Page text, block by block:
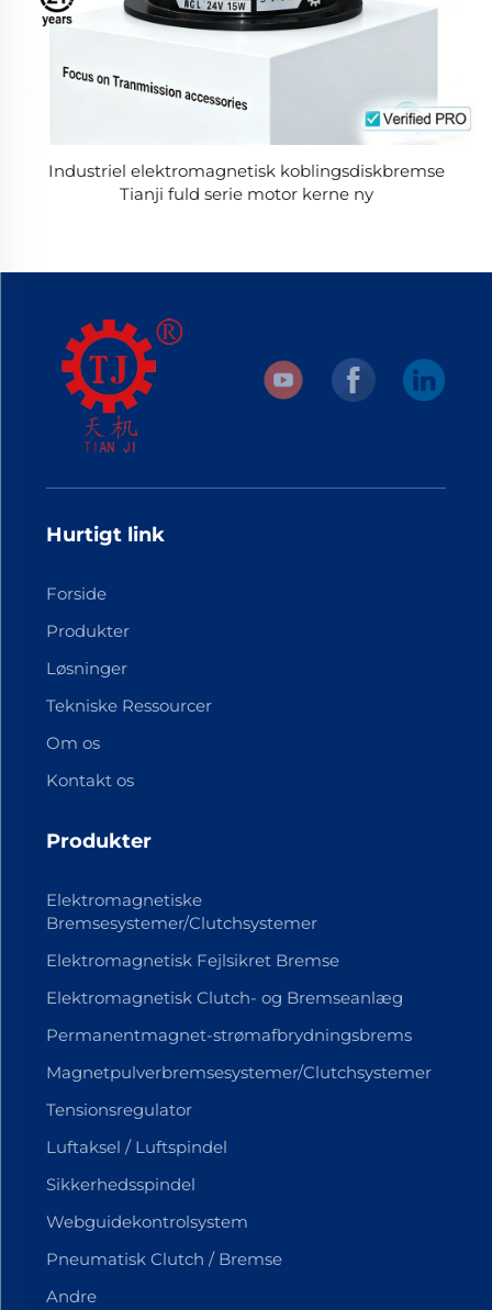
Industriel elektromagnetisk koblingsdiskbremse
Tianji fuld serie motor kerne ny
Hurtigt link
Forside
Produkter
Løsninger
Tekniske Ressourcer
Om os
Kontakt os
Produkter
Elektromagnetiske
Bremsesystemer/Clutchsystemer
Elektromagnetisk Fejlsikret Bremse
Elektromagnetisk Clutch- og Bremseanlæg
Permanentmagnet-strømafbrydningsbrems
Magnetpulverbremsesystemer/Clutchsystemer
Tensionsregulator
Luftaksel / Luftspindel
Sikkerhedsspindel
Webguidekontrolsystem
Pneumatisk Clutch / Bremse
Andre